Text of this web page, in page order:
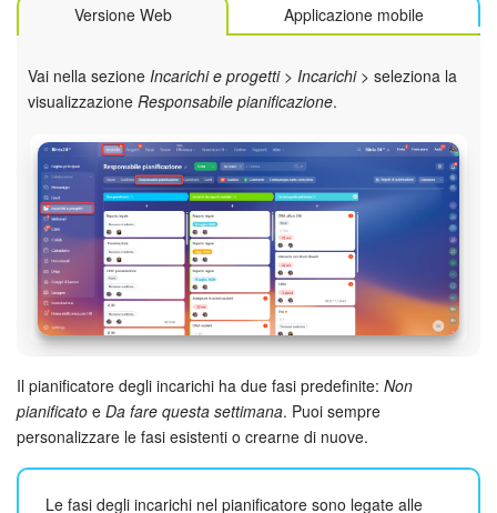
Analisi CRM
Generatore BI
Siti e store
Online store
Dipendenti
Knowledge base
Firma elettronica
Firma elettronica per HR
Automazione
Versione Web Applicazione mobile
Vai nella sezione Incarichi e progetti> Incarichi> seleziona la
visualizzazione Responsabile pianificazione.
Il pianificatore degli incarichi ha due fasi predefinite: Non
pianificato e Da fare questa settimana. Puoi sempre
personalizzare le fasi esistenti o crearne di nuove.
Le fasi degli incarichi nel pianificatore sono legate alle